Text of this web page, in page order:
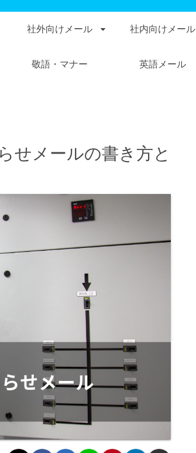
社外向けメール 社内向けメール
敬語・マナー 英語メール
せメールの書き方と